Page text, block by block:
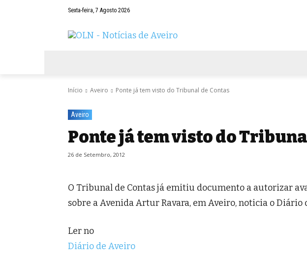
Sexta-feira, 7 Agosto 2026
Início Aveiro Ponte já tem visto do Tribunal de Contas
Aveiro
Ponte já tem visto do
26 de Setembro, 2012
O Tribunal de Contas já emitiu documento a autorizar
sobre a Avenida Artur Ravara, em Aveiro, noticia o Diário
Ler no
Diário de Aveiro